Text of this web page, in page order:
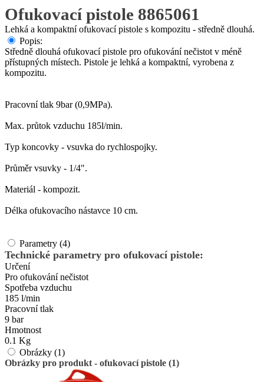
Ofukovací pistole 8865061
Lehká a kompaktní ofukovací pistole s kompozitu - středně dlouhá.
Popis:
Středně dlouhá ofukovací pistole pro ofukování nečistot v méně
přístupných místech. Pistole je lehká a kompaktní, vyrobena z
kompozitu.
Pracovní tlak 9bar (0,9MPa).
Max. průtok vzduchu 185l/min.
Typ koncovky - vsuvka do rychlospojky.
Průměr vsuvky - 1/4".
Materiál - kompozit.
Délka ofukovacího nástavce 10 cm.
Parametry (4)
Technické parametry pro ofukovací pistole:
Určení
Pro ofukování nečistot
Spotřeba vzduchu
185 l/min
Pracovní tlak
9 bar
Hmotnost
0.1 Kg
Obrázky (1)
Obrázky pro produkt - ofukovací pistole (1)